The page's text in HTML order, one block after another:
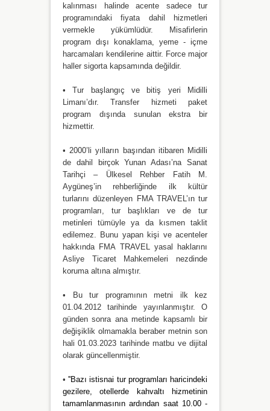
kalınması halinde acente sadece tur
programındaki fiyata dahil hizmetleri
vermekle yükümlüdür. Misafirlerin
program dışı konaklama, yeme - içme
harcamaları kendilerine aittir. Force major
haller sigorta kapsamında değildir.
• Tur başlangıç ve bitiş yeri Midilli
Limanı’dır. Transfer hizmeti paket
program dışında sunulan ekstra bir
hizmettir.
• 2000’li yılların başından itibaren Midilli
de dahil birçok Yunan Adası’na Sanat
Tarihçi – Ülkesel Rehber Fatih M.
Aygüneş’in rehberliğinde ilk kültür
turlarını düzenleyen FMA TRAVEL’ın tur
programları, tur başlıkları ve de tur
metinleri tümüyle ya da kısmen taklit
edilemez. Bunu yapan kişi ve acenteler
hakkında FMA TRAVEL yasal haklarını
Asliye Ticaret Mahkemeleri nezdinde
koruma altına almıştır.
• Bu tur programının metni ilk kez
01.04.2012 tarihinde yayınlanmıştır. O
günden sonra ana metinde kapsamlı bir
değişiklik olmamakla beraber metnin son
hali 01.03.2023 tarihinde matbu ve dijital
olarak güncellenmiştir.
• ''Bazı istisnai tur programları haricindeki
gezilere, otellerde kahvaltı hizmetinin
tamamlanmasının ardından saat 10.00 -